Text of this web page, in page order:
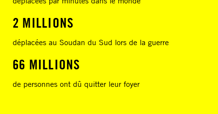
2 MILLIONS
déplacées au Soudan du Sud lors de la guerre
66 MILLIONS
de personnes ont dû quitter leur foyer